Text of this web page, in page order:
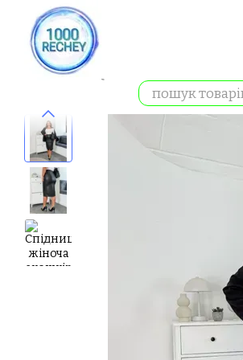
Перейти до основного контенту